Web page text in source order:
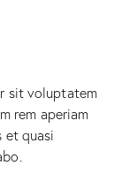
sit voluptatem
rem aperiam
et quasi